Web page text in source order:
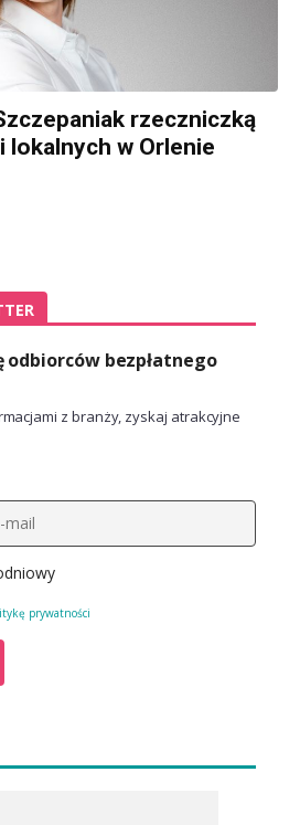
rzeczniczką
lokalnych w Orlenie
odbiorców bezpłatnego
z branży, zyskaj atrakcyjne
prywatności